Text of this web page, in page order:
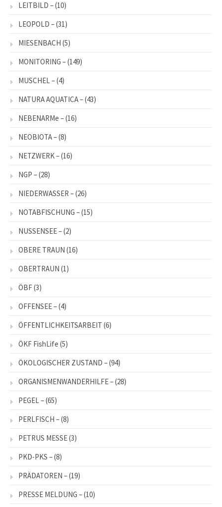
LEITBILD –(10)
LEOPOLD –(31)
MIESENBACH (5)
MONITORING –(149)
MUSCHEL –(4)
NATURA AQUATICA –(43)
NEBENARMe –(16)
NEOBIOTA –(8)
NETZWERK –(16)
NGP –(28)
NIEDERWASSER –(26)
NOTABFISCHUNG –(15)
NUSSENSEE –(2)
OBERE TRAUN (16)
OBERTRAUN (1)
ÖBF(3)
OFFENSEE –(4)
ÖFFENTLICHKEITSARBEIT (6)
ÖKF FishLife (5)
ÖKOLOGISCHER ZUSTAND –(94)
ORGANISMENWANDERHILFE –(28)
PEGEL –(65)
PERLFISCH –(8)
PETRUS MESSE(3)
PKD-PKS –(8)
PRÄDATOREN –(19)
PRESSE MELDUNG –(10)